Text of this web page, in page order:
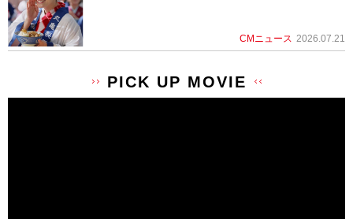
CMニュース 2026.07.21
PICK UP MOVIE